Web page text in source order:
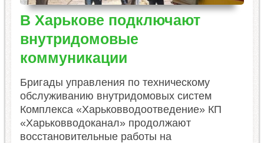
В Харькове подключают
внутридомовые
коммуникации
Бригады управления по техническому
обслуживанию внутридомовых систем
Комплекса «Харьковводоотведение» КП
«Харьковводоканал» продолжают
восстановительные работы на